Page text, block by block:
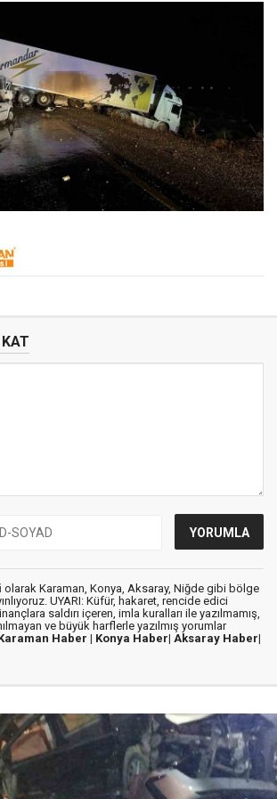
olarak Karaman, Konya, Aksaray, Niğde gibi bölge
UYARI: Küfür, hakaret, rencide edici
saldırı içeren, imla kuralları ile yazılmamış,
ve büyük harflerle yazılmış yorumlar
Haber | Konya Haber| Aksaray Haber|